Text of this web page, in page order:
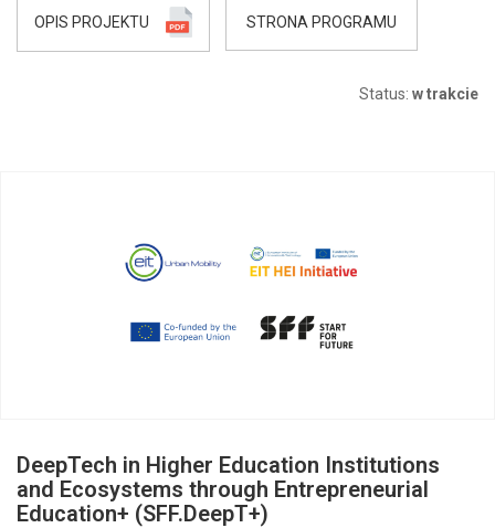
OPIS PROJEKTU STRONA PROGRAMU
Status: w trakcie
DeepTech in Higher Education Institutions
and Ecosystems through Entrepreneurial
Education+ (SFF.DeepT+)